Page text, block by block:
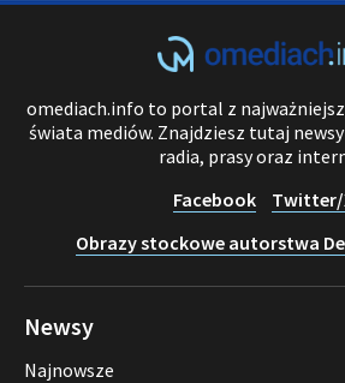
omediach.info to portal z
świata mediów. Znajdziesz tutaj
radia, prasy oraz
Facebook
Twitter/
Obrazy stockowe autorstwa
Newsy
Najnowsze